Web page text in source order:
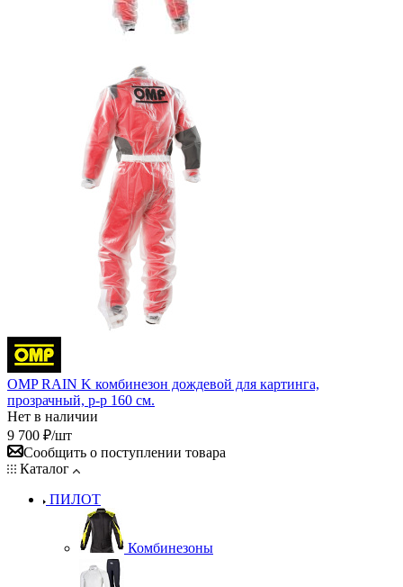
OMP RAIN K комбинезон дождевой для картинга,
прозрачный, р-р 160 см.
Нет в наличии
9 700 ₽/шт
Сообщить о поступлении товара
Каталог
ПИЛОТ
Комбинезоны